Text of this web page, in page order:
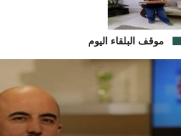
موقف البلقاء اليوم